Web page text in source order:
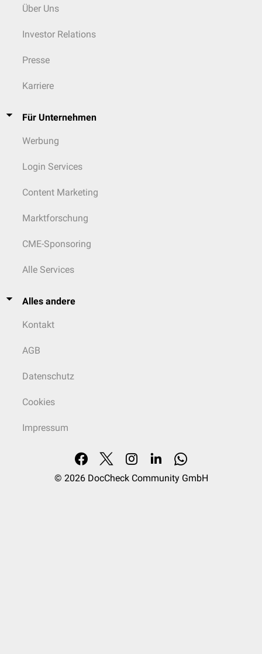
Über Uns
Investor Relations
Presse
Karriere
Für Unternehmen
Werbung
Login Services
Content Marketing
Marktforschung
CME-Sponsoring
Alle Services
Alles andere
Kontakt
AGB
Datenschutz
Cookies
Impressum
© 2026 DocCheck Community GmbH